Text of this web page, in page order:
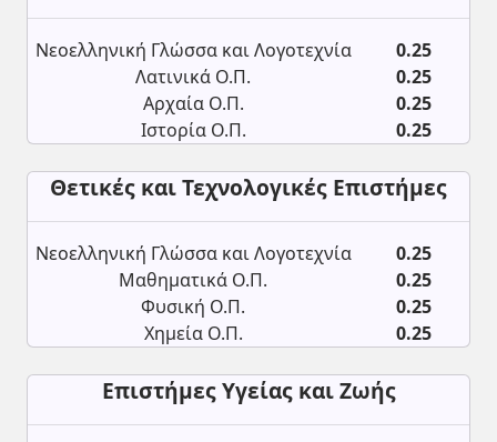
Νεοελληνική Γλώσσα και Λογοτεχνία
0.25
Λατινικά Ο.Π.
0.25
Αρχαία Ο.Π.
0.25
Ιστορία Ο.Π.
0.25
Θετικές και Τεχνολογικές Επιστήμες
Νεοελληνική Γλώσσα και Λογοτεχνία
0.25
Μαθηματικά Ο.Π.
0.25
Φυσική Ο.Π.
0.25
Χημεία Ο.Π.
0.25
Επιστήμες Υγείας και Ζωής